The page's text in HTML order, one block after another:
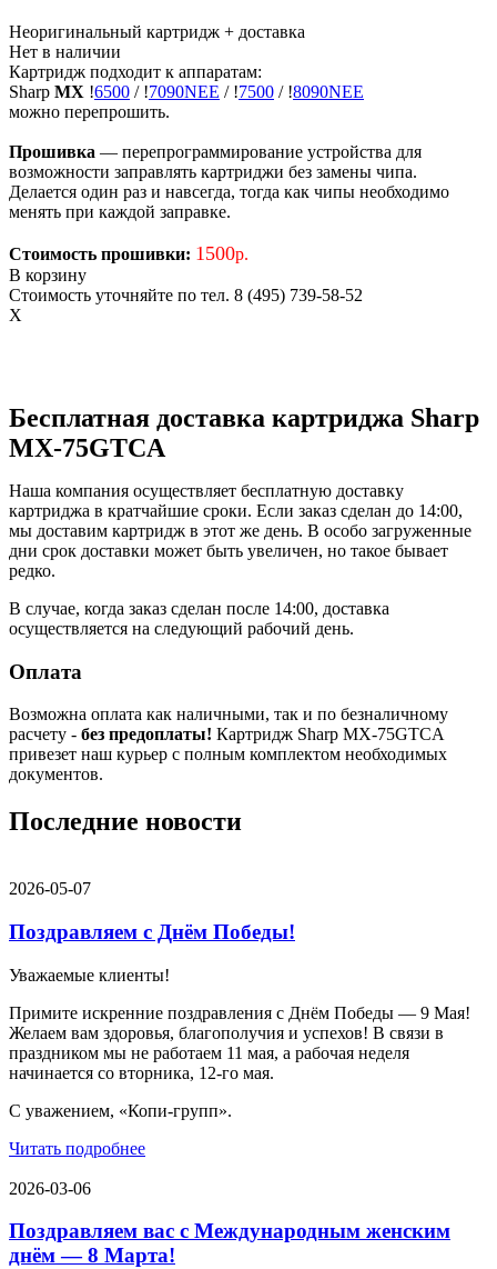
Неоригинальный картридж + доставка
Нет в наличии
Картридж подходит к аппаратам:
Sharp MX !6500 / !7090NEE / !7500 / !8090NEE
можно перепрошить.
Прошивка — перепрограммирование устройства для
возможности заправлять картриджи без замены чипа.
Делается один раз и навсегда, тогда как чипы необходимо
менять при каждой заправке.
Стоимость прошивки: 1500р.
В корзину
Стоимость уточняйте по тел. 8 (495) 739-58-52
X
Бесплатная доставка картриджа Sharp
MX-75GTCA
Наша компания осуществляет бесплатную доставку
картриджа в кратчайшие сроки. Если заказ сделан до 14:00,
мы доставим картридж в этот же день. В особо загруженные
дни срок доставки может быть увеличен, но такое бывает
редко.
В случае, когда заказ сделан после 14:00, доставка
осуществляется на следующий рабочий день.
Оплата
Возможна оплата как наличными, так и по безналичному
расчету - без предоплаты! Картридж Sharp MX-75GTCA
привезет наш курьер с полным комплектом необходимых
документов.
Последние новости
2026-05-07
Поздравляем с Днём Победы!
Уважаемые клиенты!
Примите искренние поздравления с Днём Победы — 9 Мая!
Желаем вам здоровья, благополучия и успехов! В связи в
праздником мы не работаем 11 мая, а рабочая неделя
начинается со вторника, 12-го мая.
С уважением, «Копи-групп».
Читать подробнее
2026-03-06
Поздравляем вас с Международным женским
днём — 8 Марта!